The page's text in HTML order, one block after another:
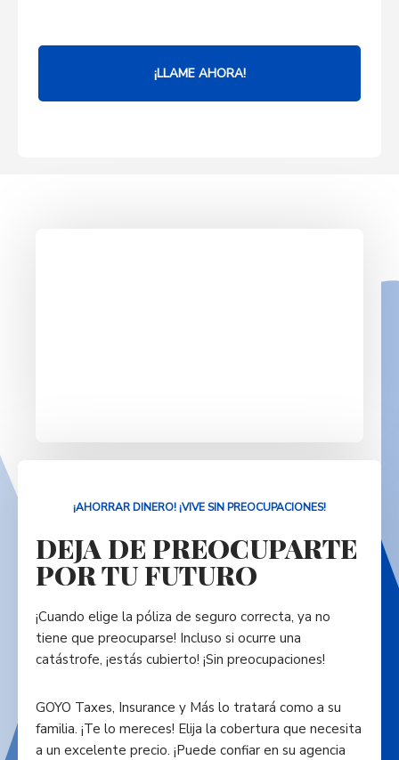
¡LLAME AHORA!
¡AHORRAR DINERO! ¡VIVE SIN PREOCUPACIONES!
DEJA DE PREOCUPARTE
POR TU FUTURO
¡Cuando elige la póliza de seguro correcta, ya no
tiene que preocuparse! Incluso si ocurre una
catástrofe, ¡estás cubierto! ¡Sin preocupaciones!
GOYO Taxes, Insurance y Más lo tratará como a su
familia. ¡Te lo mereces! Elija la cobertura que necesita
a un excelente precio. ¡Puede confiar en su agencia